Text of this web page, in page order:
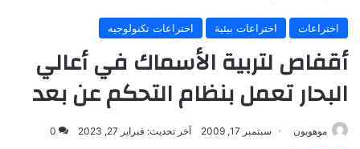
اختراعات اختراعات بيئية اختراعات تكنولوجيه
أقفاص لتربية الأسماك في أعالي
البحار تعمل بنظام التحكم عن بعد
موهوبون سبتمبر 17, 2009 آخر تحديث: فبراير 27, 2023 0